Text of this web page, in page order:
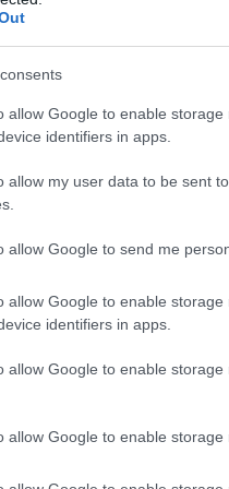
allow Google to enable
identifiers in apps.
allow my user data to be sent
allow Google to send me
allow Google to enable
identifiers in apps.
allow Google to enable
allow Google to enable storage
Food & Travel
στο κύμα!
Στη Νάουσα της Πάρου, η